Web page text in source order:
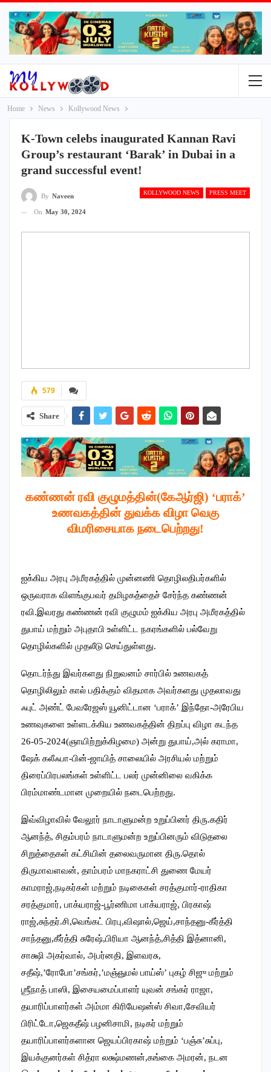
Home News Kollywood News
K-Town celebs inaugurated Kannan Ravi
Group’s restaurant ‘Barak’ in Dubai in a
grand successful event!
KOLLYWOOD NEWS PRESS MEET
By Naveen
On May 30, 2024
579
Share
கண்ணன் ரவி குழுமத்தின்(கேஆர்ஜி) ‘பராக்’
உணவகத்தின் துவக்க விழா வெகு
விமரிசையாக நடைபெற்றது!
ஐக்கிய அரபு அமீரகத்தில் முன்னணி தொழிலதிபர்களில்
ஒருவராக விளங்குபவர் தமிழகத்தைச் சேர்ந்த கண்ணன்
ரவி.இவரது கண்ணன் ரவி குழுமம் ஐக்கிய அரபு அமீரகத்தில்
துபாய் மற்றும் அபுதாபி உள்ளிட்ட நகரங்களில் பல்வேறு
தொழில்களில் முதலீடு செய்துள்ளது.
தொடர்ந்து இவர்களது நிறுவனம் சார்பில் உணவகத்
தொழிலிலும் கால் பதிக்கும் விதமாக அவர்களது முதலாவது
ஃபுட் அண்ட் பேவரேஜஸ் யூனிட்டான ‘பராக்’ இந்தோ-அரேபிய
உணவுகளை உள்ளடக்கிய உணவகத்தின் திறப்பு விழா கடந்த
26-05-2024(ஞாயிற்றுக்கிழமை) அன்று துபாய்,அல் கராமா,
ஷேக் கலீஃபா-பின்-ஜாயித் சாலையில் அரசியல் மற்றும்
திரைப்பிரபலங்கள் உள்ளிட்ட பலர் முன்னிலை வகிக்க
பிரம்மாண்டமான முறையில் நடைபெற்றது.
இவ்விழாவில் வேலூர் நாடாளுமன்ற உறுப்பினர் திரு.கதிர்
ஆனந்த், சிதம்பரம் நாடாளுமன்ற உறுப்பினரும் விடுதலை
சிறுத்தைகள் கட்சியின் தலைவருமான திரு.தொல்
திருமாவளவன், தாம்பரம் மாநகராட்சி துணை மேயர்
காமராஜ்,நடிகர்கள் மற்றும் நடிகைகள் சரத்குமார்-ராதிகா
சரத்குமார், பாக்யராஜ்-பூர்ணிமா பாக்யராஜ், பிரகாஷ்
ராஜ்,சுந்தர்.சி,வெங்கட் பிரபு,விஷால்,ஜெய்,சாந்தனு-கீர்த்தி
சாந்தனு,கீர்த்தி சுரேஷ்,பிரியா ஆனந்த்,சித்தி இத்னானி,
சாக்ஷி அகர்வால், அபர்னதி, இளவரசு,
சதீஷ்,’ரோபோ’சங்கர்,’மஞ்ஞுமல் பாய்ஸ்’ புகழ் சிஜு மற்றும்
ஶ்ரீநாத் பாஸி, இசையமைப்பாளர் யுவன் சங்கர் ராஜா,
தயாரிப்பாளர்கள் அம்மா கிரியேஷன்ஸ் சிவா,சேவியர்
பிரிட்டோ,ஜெகதீஷ் பழனிசாமி, நடிகர் மற்றும்
தயாரிப்பாளர்களான ஜெயப்பிரகாஷ் மற்றும் ‘பஞ்சு’சுப்பு,
இயக்குனர்கள் சித்ரா லக்ஷ்மணன்,கங்கை அமரன், நடன